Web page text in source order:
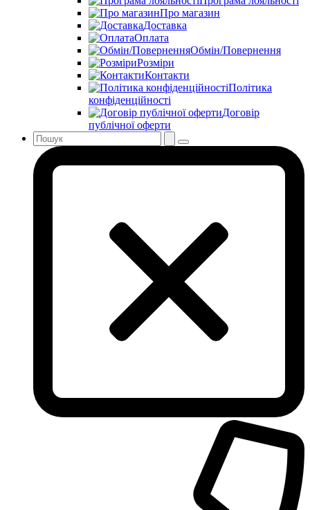
Про магазин
Доставка
Оплата
Обмін/Повернення
Розміри
Контакти
Політика
конфіденційності
Договір
публічної оферти